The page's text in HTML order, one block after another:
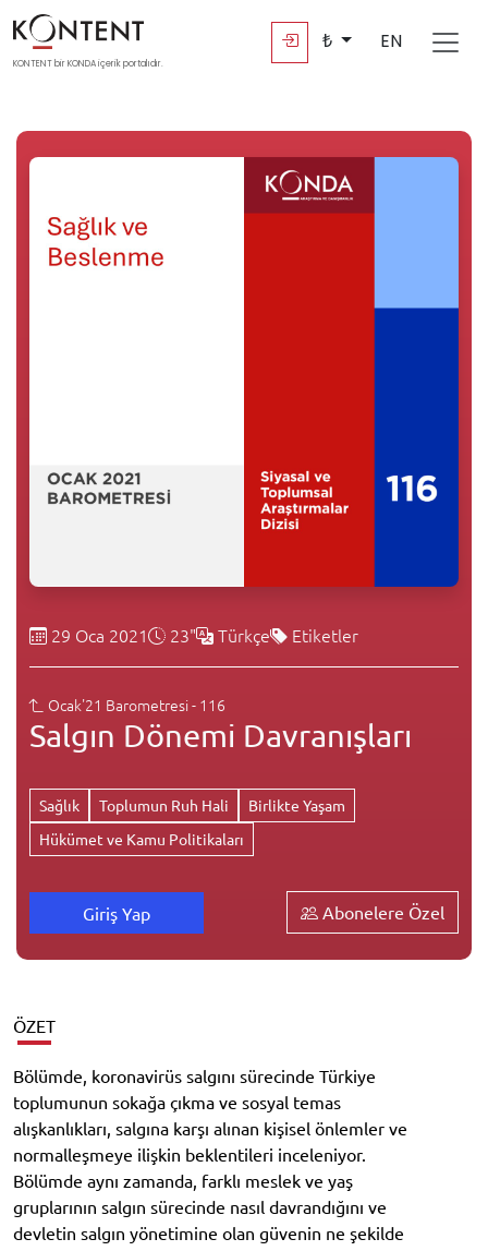
KONTENT bir KONDA içerik portalıdır.
₺ EN
29 Oca 2021 23" Türkçe Etiketler
Ocak'21 Barometresi - 116
Salgın Dönemi Davranışları
Sağlık Toplumun Ruh Hali
Birlikte Yaşam
Hükümet ve Kamu Politikaları
Giriş Yap Abonelere Özel
ÖZET
Bölümde, koronavirüs salgını sürecinde Türkiye
toplumunun sokağa çıkma ve sosyal temas
alışkanlıkları, salgına karşı alınan kişisel önlemler ve
normalleşmeye ilişkin beklentileri inceleniyor.
Bölümde aynı zamanda, farklı meslek ve yaş
gruplarının salgın sürecinde nasıl davrandığını ve
devletin salgın yönetimine olan güvenin ne şekilde